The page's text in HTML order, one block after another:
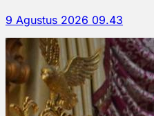
9 Agustus 2026 09.43